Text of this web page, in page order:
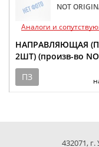
NOT
Аналоги и
НАПРАВЛЯЮЩАЯ
2ШТ) (произв-во
ПЗ
432071,